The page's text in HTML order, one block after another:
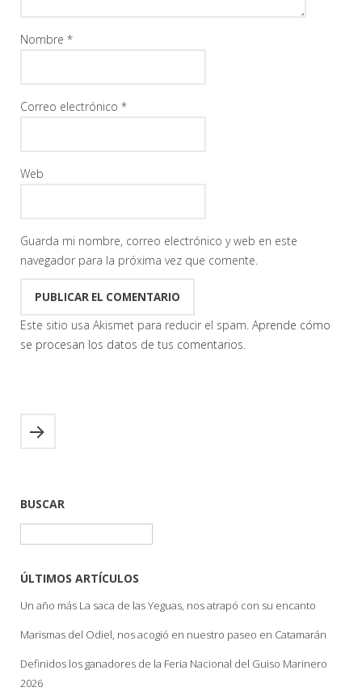
Nombre *
Correo electrónico *
Web
Guarda mi nombre, correo electrónico y web en este
navegador para la próxima vez que comente.
Este sitio usa Akismet para reducir el spam. Aprende cómo
se procesan los datos de tus comentarios.
BUSCAR
ÚLTIMOS ARTÍCULOS
Un año más La saca de las Yeguas, nos atrapó con su encanto
Marismas del Odiel, nos acogió en nuestro paseo en Catamarán
Definidos los ganadores de la Feria Nacional del Guiso Marinero
2026